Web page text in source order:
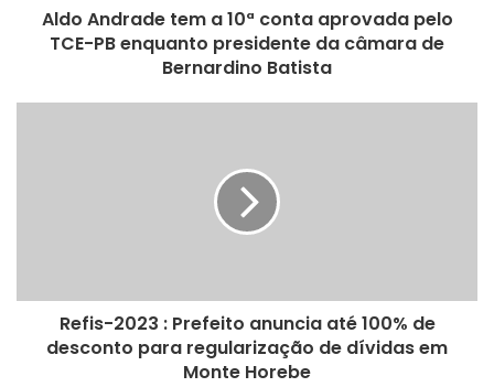
Aldo Andrade tem a 10ª conta aprovada pelo
TCE-PB enquanto presidente da câmara de
Bernardino Batista
Refis-2023 : Prefeito anuncia até 100% de
desconto para regularização de dívidas em
Monte Horebe